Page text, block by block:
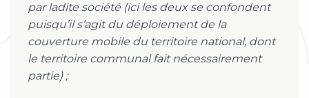
par ladite société (ici les deux se confondent
puisqu’il s’agit du déploiement de la
couverture mobile du territoire national, dont
le territoire communal fait nécessairement
partie) ;